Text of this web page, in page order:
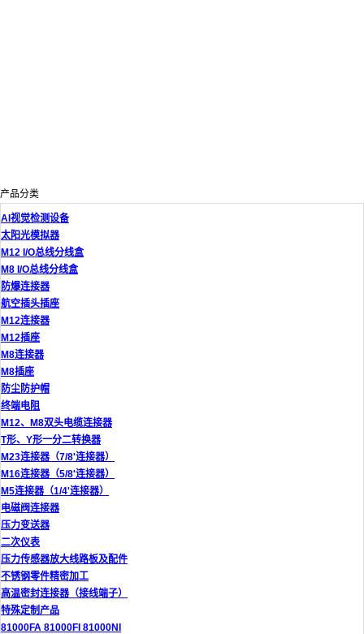
产品分类
AI视觉检测设备
太阳光模拟器
M12 I/O总线分线盒
M8 I/O总线分线盒
防爆连接器
航空插头插座
M12连接器
M12插座
M8连接器
M8插座
防尘防护帽
终端电阻
M12、M8双头电缆连接器
T形、Y形一分二转换器
M23连接器（7/8'连接器）
M16连接器（5/8'连接器）
M5连接器（1/4'连接器）
电磁阀连接器
压力变送器
二次仪表
压力传感器放大线路板及配件
不锈钢零件精密加工
高温密封连接器（接线端子）
特殊定制产品
81000FA 81000FI 81000NI